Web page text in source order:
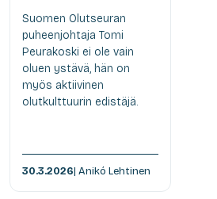
Suomen Olutseuran
puheenjohtaja Tomi
Peurakoski ei ole vain
oluen ystävä, hän on
myös aktiivinen
olutkulttuurin edistäjä.
30.3.2026| Anikó Lehtinen